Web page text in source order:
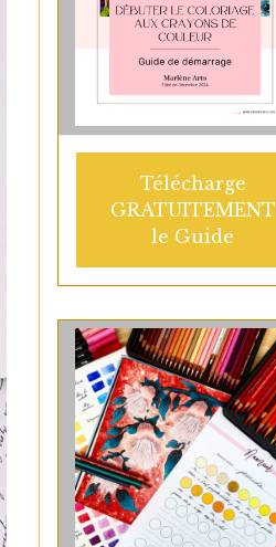
Télécharge
GRATUITEMENT
le Guide